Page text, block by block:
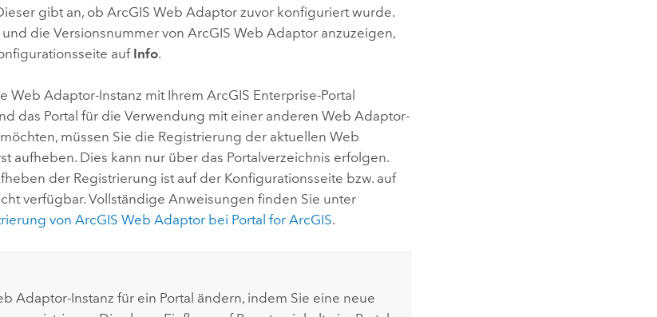
gibt an, obArcGIS Web Adaptor zuvor konfiguriert wurde.
die Versionsnummer vonArcGIS Web Adaptor anzuzeigen,
auf Info.
Web Adaptor-Instanz mit IhremArcGIS Enterprise-Portal
das Portal für die Verwendung mit einer anderen Web Adaptor-
müssen Sie die Registrierung der aktuellen Web
aufheben. Dies kann nur über das Portalverzeichnis erfolgen.
der Registrierung ist auf der Konfigurationsseite bzw. auf
verfügbar. Vollständige Anweisungen finden Sie unter
vonArcGIS Web Adaptor bei Portal for ArcGIS.
Adaptor-Instanz für ein Portal ändern, indem Sie eine neue